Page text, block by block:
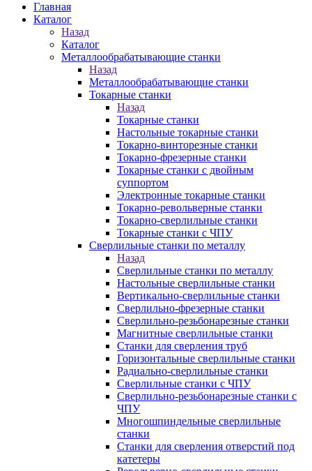
Главная
Каталог
Назад
Каталог
Металлообрабатывающие станки
Назад
Металлообрабатывающие станки
Токарные станки
Назад
Токарные станки
Настольные токарные станки
Токарно-винторезные станки
Токарно-фрезерные станки
Токарные станки с двойным
суппортом
Электронные токарные станки
Токарно-револьверные станки
Токарно-сверлильные станки
Токарные станки с ЧПУ
Сверлильные станки по металлу
Назад
Сверлильные станки по металлу
Настольные сверлильные станки
Вертикально-сверлильные станки
Сверлильно-фрезерные станки
Сверлильно-резьбонарезные станки
Магнитные сверлильные станки
Станки для сверления труб
Горизонтальные сверлильные станки
Радиально-сверлильные станки
Сверлильные станки с ЧПУ
Сверлильно-резьбонарезные станки с
ЧПУ
Многошпиндельные сверлильные
станки
Станки для сверления отверстий под
катетеры